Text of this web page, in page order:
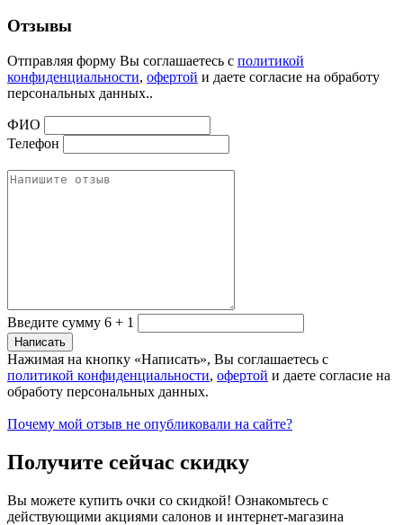
Отзывы
Отправляя форму Вы соглашаетесь с политикой
конфиденциальности, офертой и даете согласие на обработу
персональных данных..
ФИО
Телефон
Введите сумму 6 + 1
Нажимая на кнопку «Написать», Вы соглашаетесь с
политикой конфиденциальности, офертой и даете согласие на
обработу персональных данных.
Почему мой отзыв не опубликовали на сайте?
Получите сейчас скидку
Вы можете купить очки со скидкой! Ознакомьтесь с
действующими акциями салонов и интернет-магазина